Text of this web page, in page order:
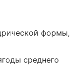
формы,
среднего